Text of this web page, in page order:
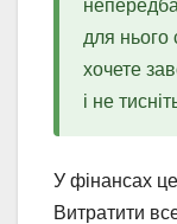
для
хочете
і не
У фінансах
Витратити